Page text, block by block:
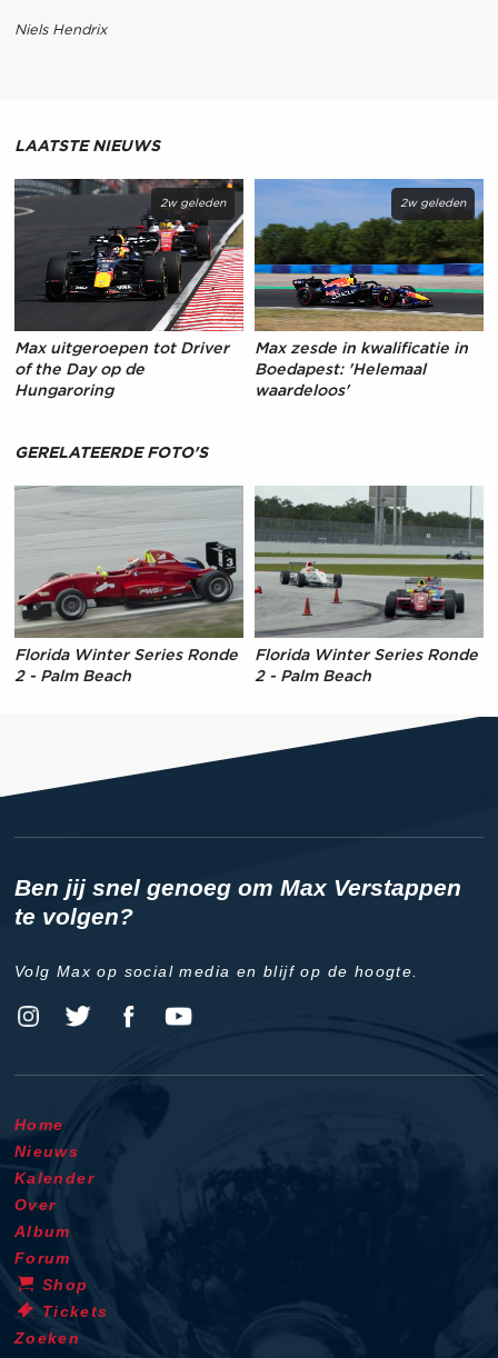
Niels Hendrix
LAATSTE NIEUWS
2w geleden
Max uitgeroepen tot Driver
of the Day op de
Hungaroring
2w geleden
Max zesde in kwalificatie in
Boedapest: 'Helemaal
waardeloos'
GERELATEERDE FOTO'S
Florida Winter Series Ronde
2 - Palm Beach
Florida Winter Series Ronde
2 - Palm Beach
Ben jij snel genoeg om Max Verstappen
te volgen?
Volg Max op social media en blijf op de hoogte.
Home
Nieuws
Kalender
Over
Album
Forum
Shop
Tickets
Zoeken